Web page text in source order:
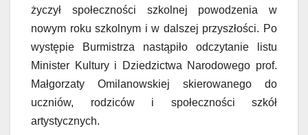
życzył społeczności szkolnej powodzenia w
nowym roku szkolnym i w dalszej przyszłości. Po
występie Burmistrza nastąpiło odczytanie listu
Minister Kultury i Dziedzictwa Narodowego prof.
Małgorzaty Omilanowskiej skierowanego do
uczniów, rodziców i społeczności szkół
artystycznych.